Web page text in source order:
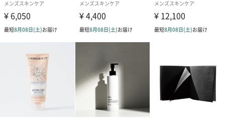
グリコール酸（角質ケア成分）
使用上の注意
《火気と高温に注意》
高圧ガスを使用した可燃性の製品であり、危険なため、下記の注
意を守ること。